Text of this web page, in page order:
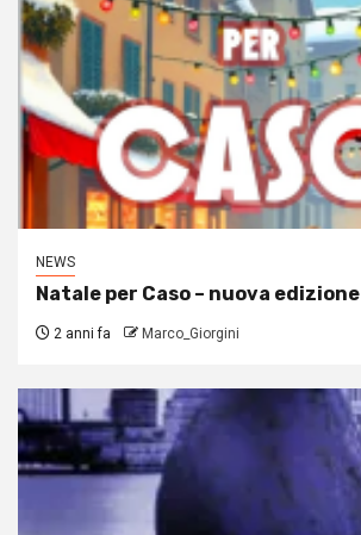
NEWS
Natale per Caso – nuova edizione
2 anni fa Marco_Giorgini